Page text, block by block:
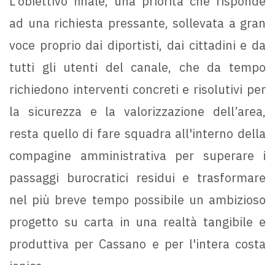
ad una richiesta pressante, sollevata a gran
voce proprio dai diportisti, dai cittadini e da
tutti gli utenti del canale, che da tempo
richiedono interventi concreti e risolutivi per
la sicurezza e la valorizzazione dell’area,
resta quello di fare squadra all'interno della
compagine amministrativa per superare i
passaggi burocratici residui e trasformare
nel più breve tempo possibile un ambizioso
progetto su carta in una realtà tangibile e
produttiva per Cassano e per l'intera costa